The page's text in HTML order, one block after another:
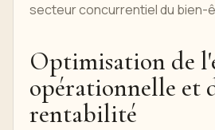
secteur concurrentiel du bien-
Optimisation de
opérationnelle et
rentabilité